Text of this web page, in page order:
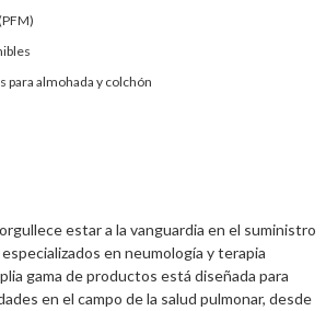
almohada y colchón
estar a la vanguardia en el suministro
en neumología y terapia
gama de productos está diseñada para
en el campo de la salud pulmonar, desde